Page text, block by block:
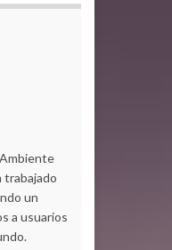
trabajado
un
a usuarios